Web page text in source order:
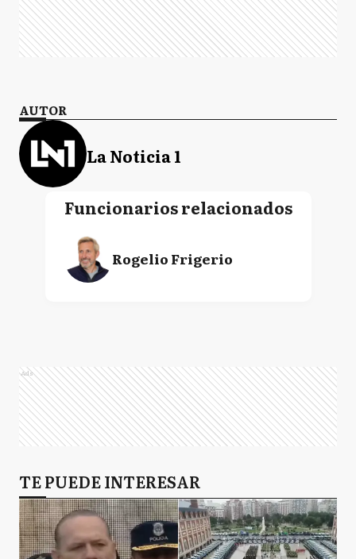
AUTOR
La Noticia 1
Funcionarios relacionados
Rogelio Frigerio
Ads
TE PUEDE INTERESAR